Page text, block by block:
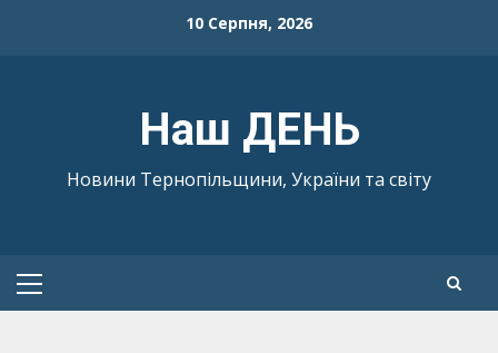
10 Серпня, 2026
Наш ДЕНЬ
Новини Тернопільщини, України та світу
Primary